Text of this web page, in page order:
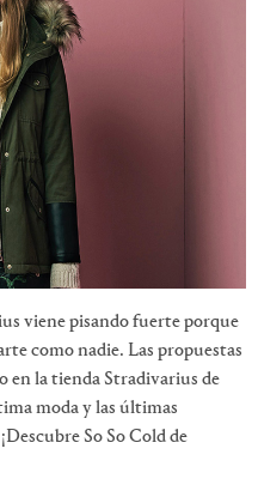
viene pisando fuerte porque
como nadie. Las propuestas
en la tienda Stradivarius de
moda y las últimas
So So Cold de